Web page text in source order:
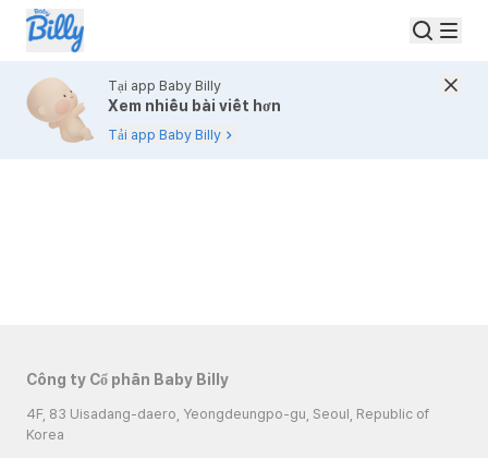
Tại app Baby Billy
Xem nhiều bài viết hơn
Tải app Baby Billy
Công ty Cổ phần Baby Billy
4F, 83 Uisadang-daero, Yeongdeungpo-gu, Seoul, Republic of
Korea